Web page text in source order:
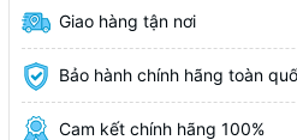
Giao hàng tận nơi
Bảo hành chính hãng toàn
Cam kết chính hãng 100%